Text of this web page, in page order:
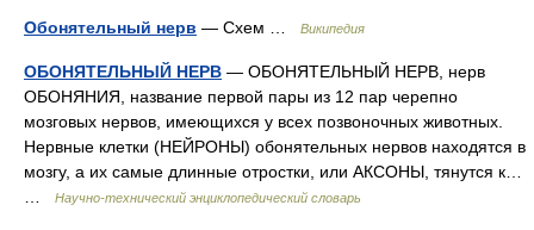
Обонятельный нерв — Схем … Википедия
ОБОНЯТЕЛЬНЫЙ НЕРВ — ОБОНЯТЕЛЬНЫЙ НЕРВ, нерв
ОБОНЯНИЯ, название первой пары из 12 пар черепно
мозговых нервов, имеющихся у всех позвоночных животных.
Нервные клетки (НЕЙРОНЫ) обонятельных нервов находятся в
мозгу, а их самые длинные отростки, или АКСОНЫ, тянутся к…
Научно-технический энциклопедический словарь